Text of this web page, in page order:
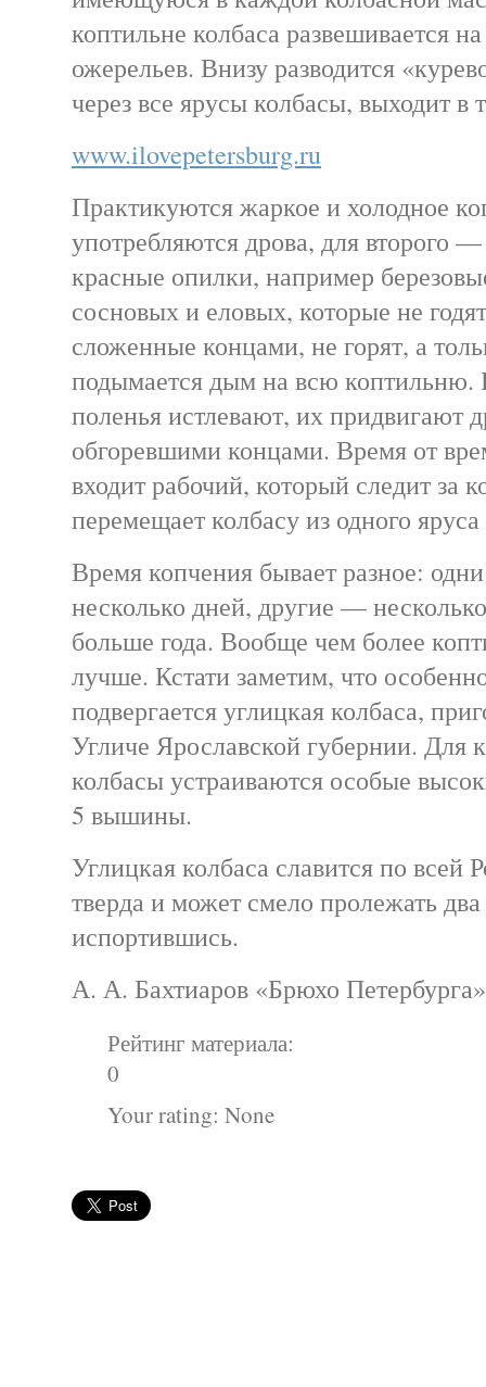
коптильне колбаса развешивается
ожерельев. Внизу разводится
через все ярусы колбасы, выходит в
www.ilovepetersburg.ru
Практикуются жаркое и холодное
употребляются дрова, для второго
красные опилки, например
сосновых и еловых, которые не
сложенные концами, не горят, а
подымается дым на всю коптильню.
поленья истлевают, их придвигают
обгоревшими концами. Время от
входит рабочий, который следит за
перемещает колбасу из одного
Время копчения бывает разное:
несколько дней, другие —
больше года. Вообще чем более
лучше. Кстати заметим, что
подвергается углицкая колбаса,
Угличе Ярославской губернии. Для
колбасы устраиваются особые
5 вышины.
Углицкая колбаса славится по всей
тверда и может смело пролежать два
испортившись.
А. А. Бахтиаров «Брюхо Петербурга»
Рейтинг материала:
0
Your rating: None